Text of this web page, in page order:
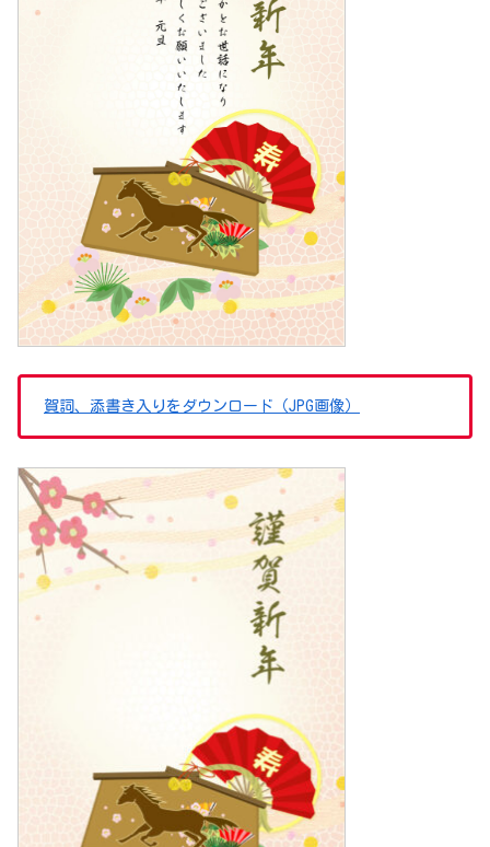
賀詞、添書き入りをダウンロード（JPG画像）